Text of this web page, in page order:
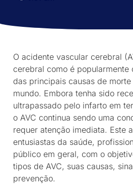
O acidente vascular cerebral
cerebral como é popularmente
das principais causas de
mundo. Embora tenha sido
ultrapassado pelo infarto em
o AVC continua sendo uma
requer atenção imediata. Este
entusiastas da saúde,
público em geral, com o
tipos de AVC, suas causas,
prevenção.